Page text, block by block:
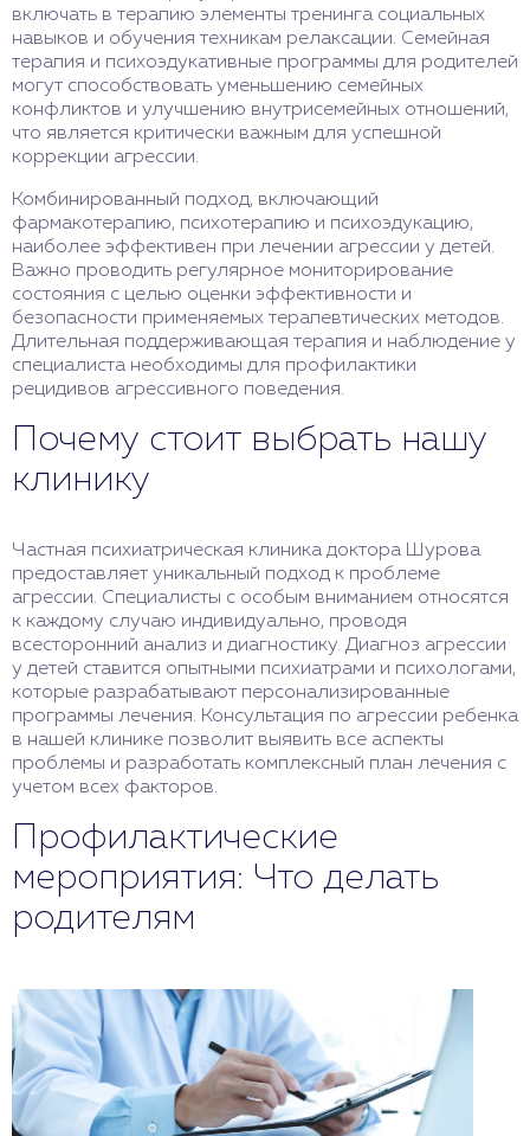
включать в терапию элементы тренинга социальных
навыков и обучения техникам релаксации. Семейная
терапия и психоэдукативные программы для родителей
могут способствовать уменьшению семейных
конфликтов и улучшению внутрисемейных отношений,
что является критически важным для успешной
коррекции агрессии.
Комбинированный подход, включающий
фармакотерапию, психотерапию и психоэдукацию,
наиболее эффективен при лечении агрессии у детей.
Важно проводить регулярное мониторирование
состояния с целью оценки эффективности и
безопасности применяемых терапевтических методов.
Длительная поддерживающая терапия и наблюдение у
специалиста необходимы для профилактики
рецидивов агрессивного поведения.
Почему стоит выбрать нашу
клинику
Частная психиатрическая клиника доктора Шурова
предоставляет уникальный подход к проблеме
агрессии. Специалисты с особым вниманием относятся
к каждому случаю индивидуально, проводя
всесторонний анализ и диагностику. Диагноз агрессии
у детей ставится опытными психиатрами и психологами,
которые разрабатывают персонализированные
программы лечения. Консультация по агрессии ребенка
в нашей клинике позволит выявить все аспекты
проблемы и разработать комплексный план лечения с
учетом всех факторов.
Профилактические
мероприятия: Что делать
родителям